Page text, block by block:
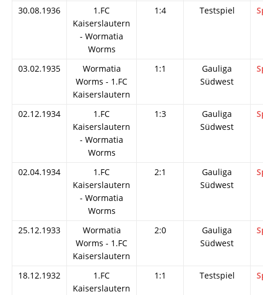
30.08.1936
1.FC
Kaiserslautern
- Wormatia
Worms
1:4 Testspiel
03.02.1935
Wormatia
Worms - 1.FC
Kaiserslautern
1:1
Gauliga
Südwest
02.12.1934
1.FC
Kaiserslautern
- Wormatia
Worms
1:3
Gauliga
Südwest
02.04.1934
1.FC
Kaiserslautern
- Wormatia
Worms
2:1
Gauliga
Südwest
25.12.1933
Wormatia
Worms - 1.FC
Kaiserslautern
2:0
Gauliga
Südwest
18.12.1932
1.FC
Kaiserslautern
1:1 Testspiel